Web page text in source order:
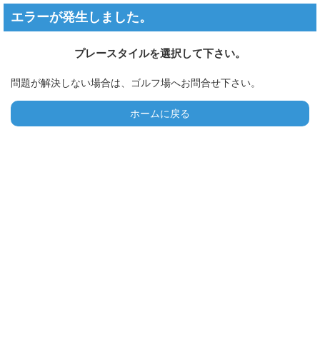
エラーが発生しました。
プレースタイルを選択して下さい。
問題が解決しない場合は、ゴルフ場へお問合せ下さい。
ホームに戻る